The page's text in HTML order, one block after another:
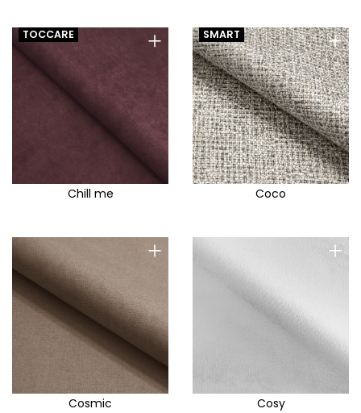
+
TOCCARE
Chill me
+
SMART
Coco
+
Cosmic
+
Cosy